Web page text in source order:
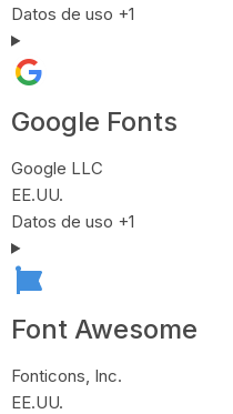
Datos Personales tratados:
Datos de uso +1
Google Fonts
Empresa:
Google LLC
Lugar de tratamiento:
EE.UU.
Datos Personales tratados:
Datos de uso +1
Font Awesome
Empresa:
Fonticons, Inc.
Lugar de tratamiento:
EE.UU.